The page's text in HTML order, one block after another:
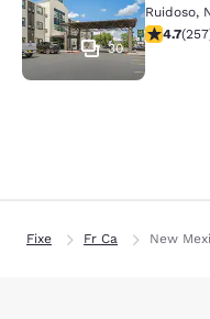
30
Ruidoso,
4.744.7(257
Fixe Fr Ca New